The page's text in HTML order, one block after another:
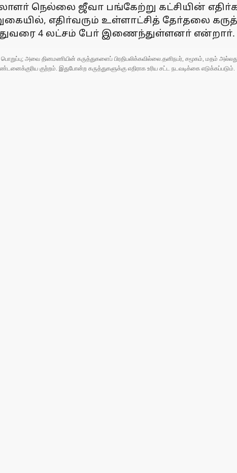
நெல்லை ஜீவா பங்கேற்று கட்சியின்
எதிா்வரும் உள்ளாட்சித் தோ்தலை
4 லட்சம் போ் இணைந்துள்ளனா் என்றாா்.
பொறுப்பு; அவை தினமணியின் கருத்துகளைப் பிரதிபலிக்கவில்லை.தனிநபர், சமூகம், மதம்
குற்றம். இதுபோன்ற கருத்துகளுக்கு எதிராக உரிய சட்ட நடவடிக்கை எடுக்கப்படும்.